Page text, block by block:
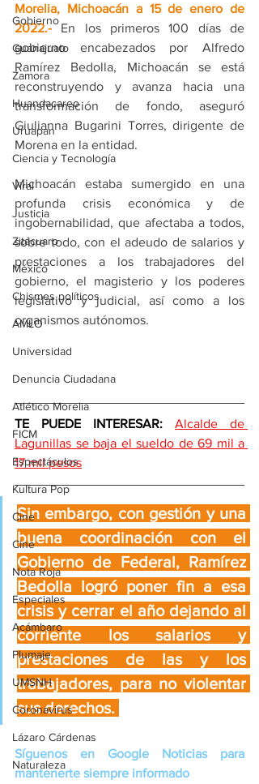
Gobierno
Guanajuato
Zamora
Huandacareo
Uruapan
Ciencia y Tecnología
Viral
Justicia
Zitácuaro
México
Chismes políticos
AMLO
Universidad
Denuncia Ciudadana
Atlético Morelia
FICM
Espectáculos
Kultura Pop
Cine
Cine
Nota Roja
Especiales
Acámbaro
Plumaje
UMSNH
Coronavirus
Lázaro Cárdenas
Naturaleza
Morelia, Michoacán a 15 de enero de
2022.- En los primeros 100 días de
gobierno encabezados por Alfredo
Ramírez Bedolla, Michoacán se está
reconstruyendo y avanza hacia una
transformación de fondo, aseguró
Giulianna Bugarini Torres, dirigente de
Morena en la entidad.
Michoacán estaba sumergido en una
profunda crisis económica y de
ingobernabilidad, que afectaba a todos,
sobre todo, con el adeudo de salarios y
prestaciones a los trabajadores del
gobierno, el magisterio y los poderes
legislativo y judicial, así como a los
organismos autónomos.
TE PUEDE INTERESAR: Alcalde de
Lagunillas se baja el sueldo de 69 mil a
17 mil pesos
Sin embargo, con gestión y una
buena coordinación con el
Gobierno de Federal, Ramírez
Bedolla logró poner fin a esa
crisis y cerrar el año dejando al
corriente los salarios y
prestaciones de las y los
trabajadores, para no violentar
sus derechos.
Síguenos en Google Noticias para
mantenerte siempre informado